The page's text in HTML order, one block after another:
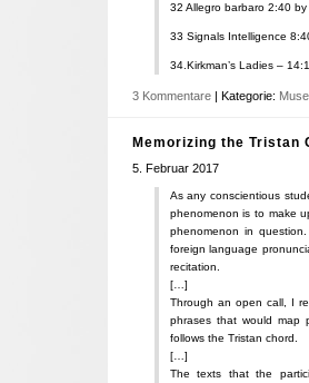
32 Allegro barbaro 2:40
33 Signals Intelligence
34.Kirkman’s Ladies –
3 Kommentare | Kategorie:
Memorizing the Tristan
5. Februar 2017
As any conscientious
phenomenon is to make
phenomenon in
foreign language
recitation.
[…]
Through an open call, I
phrases that would map
follows the Tristan chord.
[…]
The texts that the